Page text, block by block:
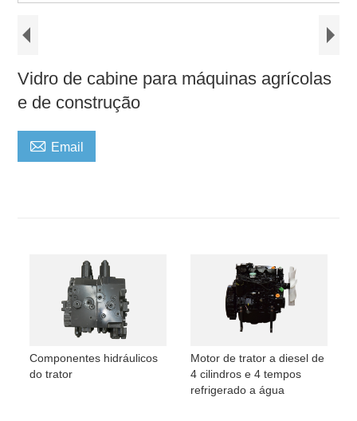
Vidro de cabine para máquinas agrícolas
e de construção
 Email
Componentes hidráulicos
do trator
Motor de trator a diesel de
4 cilindros e 4 tempos
refrigerado a água